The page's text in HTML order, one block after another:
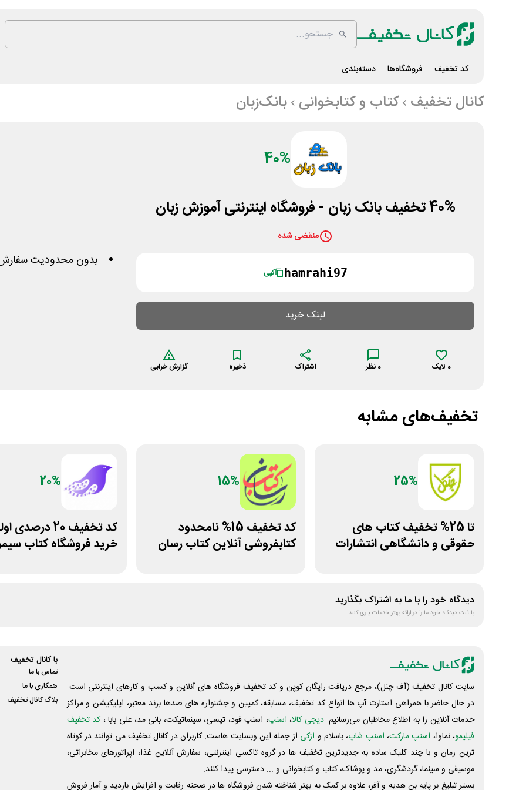
کد تخفیف فروشگاه‌ها دسته‌بندی
کانال تخفیف کتاب و کتابخوانی بانک‌زبان
40%
40% تخفیف بانک زبان - فروشگاه اینترنتی آموزش زبان
منقضی شده
hamrahi97 کپی
لینک خرید
0 لایک 0 نظر اشتراک ذخیره گزارش خرابی
بدون محدودیت
تخفیف‌های مشابه
25%
تا 25% تخفیف کتاب های
حقوقی و دانشگاهی انتشارات
15%
کد تخفیف 15% نامحدود
کتابفروشی آنلاین کتاب رسان
20%
کد تخفیف 20
خرید فروشگاه کتاب
دیدگاه خود را با ما به اشتراک بگذارید
با ثبت دیدگاه خود ما را در ارائه بهتر خدمات یاری کنید
سایت کانال تخفیف (آف چنل)، مرجع دریافت رایگان کوپن و کد تخفیف فروشگاه های آنلاین و کسب و‌ کارهای اینترنتی است.
در حال حاضر با همراهی استارت آپ ها انواع کد تخفیف، مسابقه، کمپین و جشنواره های صدها برند معتبر، اپلیکیشن و مراکز
خدمات آنلاین را به اطلاع مخاطبان می‌رسانیم. دیجی کالا، اسنپ، اسنپ فود، تپسی، سینماتیکت، بانی مد، علی‌ بابا ، کد تخفیف
فیلیمو، نماوا، اسنپ مارکت، اسنپ شاپ، باسلام و ازکی از جمله این وبسایت ‌هاست. کاربران در کانال تخفیف می توانند در کوتاه
ترین زمان و با چند کلیک ساده به جدیدترین تخفیف ها در گروه تاکسی اینترنتی، سفارش آنلاین غذا، اپراتورهای مخابراتی،
موسیقی و سینما، گردشگری، مد و پوشاک، کتاب و کتابخوانی و ... دسترسی پیدا کنند.
بستر تبلیغ بر پایه بن هدیه و آفر، علاوه بر کمک به بهتر شناخته شدن فروشگاه ها در صحنه رقابت و افزایش بازدید و آمار فروش
با کانال تخفیف
تماس با ما
همکاری با ما
بلاگ کانال تخفیف